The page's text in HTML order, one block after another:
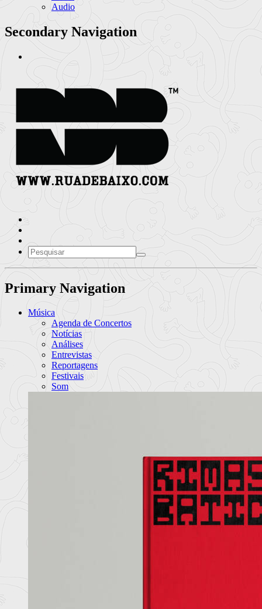
Audio
Secondary Navigation
Primary Navigation
Música
Agenda de Concertos
Notícias
Análises
Entrevistas
Reportagens
Festivais
Som